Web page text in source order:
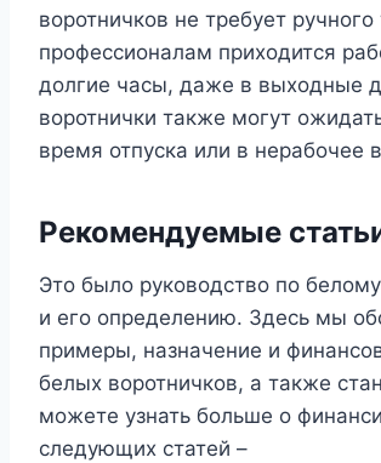
воротничков не требует ручного
профессионалам приходится
долгие часы, даже в выходные
воротнички также могут
время отпуска или в нерабочее
Рекомендуемые
Это было руководство по
и его определению. Здесь мы
примеры, назначение и
белых воротничков, а также
можете узнать больше о
следующих статей –